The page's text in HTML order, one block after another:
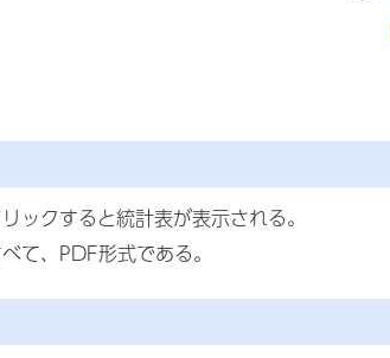
ックすると統計表が表示される。
て、PDF形式である。